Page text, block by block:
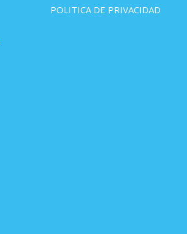
POLITICA DE PRIVACIDAD